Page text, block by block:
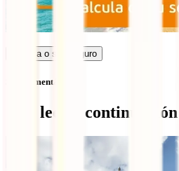
Calcula o seu seguro
Sem comentários
Qué leer a continuación